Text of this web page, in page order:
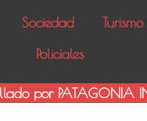
Sociedad Turismo
Policiales
por PATAGONIA